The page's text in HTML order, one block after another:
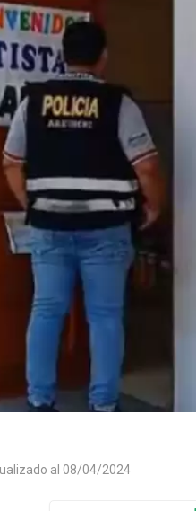
al 08/04/2024